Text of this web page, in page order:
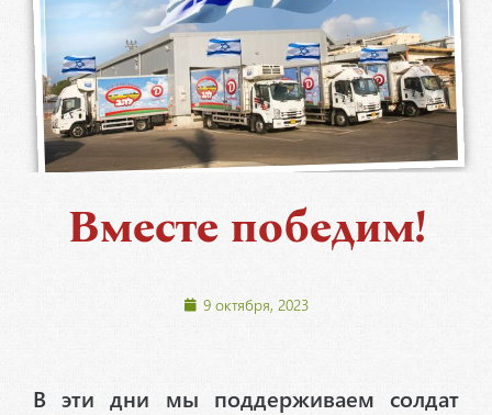
Вместе победим!
9 октября, 2023
В эти дни мы поддерживаем солдат